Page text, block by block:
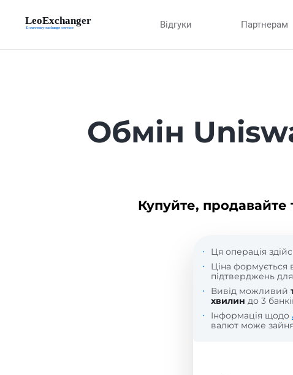
Відгуки Партнерам
Обмін
Купуйте,
Ця операція
Ціна формується
підтверджень
Вивід можливий
хвилин до 3
Інформація щодо
валют може